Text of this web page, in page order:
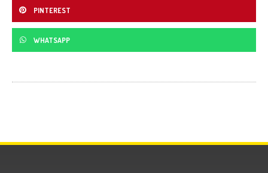
PINTEREST
WHATSAPP